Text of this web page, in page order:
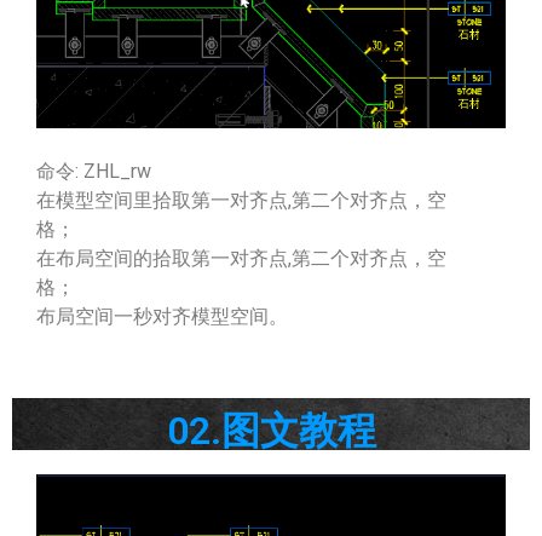
命令: ZHL_rw
在模型空间里拾取第一对齐点,第二个对齐点，空
格；
在布局空间的拾取第一对齐点,第二个对齐点，空
格；
布局空间一秒对齐模型空间。
02.图文教程